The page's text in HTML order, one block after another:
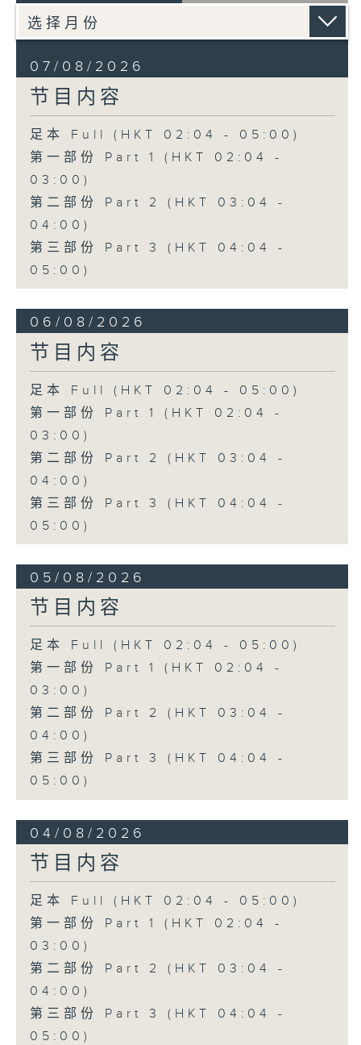
4. 「火海君臣」
由 龙贯天、丁凡 主唱
5. 「鸾飘凤更飘」
6. 「花落始逢君」
由 张月儿、伍木兰 主唱
07/08/2026
节目内容
足本 Full (HKT 02:04 - 05:00)
第一部份 Part 1 (HKT 02:04 -
03:00)
第二部份 Part 2 (HKT 03:04 -
04:00)
第三部份 Part 3 (HKT 04:04 -
05:00)
06/08/2026
节目内容
足本 Full (HKT 02:04 - 05:00)
第一部份 Part 1 (HKT 02:04 -
03:00)
第二部份 Part 2 (HKT 03:04 -
04:00)
第三部份 Part 3 (HKT 04:04 -
05:00)
05/08/2026
节目内容
足本 Full (HKT 02:04 - 05:00)
第一部份 Part 1 (HKT 02:04 -
03:00)
第二部份 Part 2 (HKT 03:04 -
04:00)
第三部份 Part 3 (HKT 04:04 -
05:00)
04/08/2026
节目内容
足本 Full (HKT 02:04 - 05:00)
第一部份 Part 1 (HKT 02:04 -
03:00)
第二部份 Part 2 (HKT 03:04 -
04:00)
第三部份 Part 3 (HKT 04:04 -
05:00)